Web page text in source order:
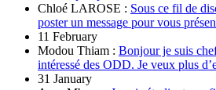
Chloé LAROSE : Sous ce fil de
poster un message pour vous
11 February
Modou Thiam : Bonjour je suis
intéressé des ODD. Je veux plus
31 January